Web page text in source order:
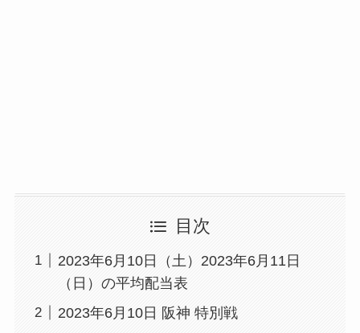
目次
2023年6月10日（土）2023年6月11日
（日）の平均配当表
2023年6月10日 阪神 特別戦